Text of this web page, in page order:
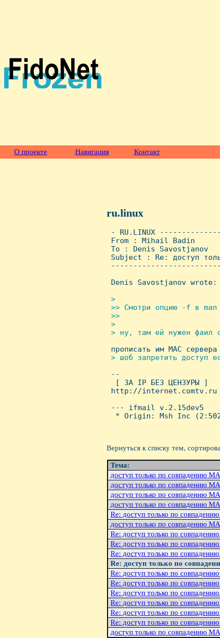
О проекте Навигация Контакт
ru.linux
- RU.LINUX
From : Mihail Badin
To : Denis Savostjanov
Subject : Re: доступ
Denis Savostjanov wrote:
>
>> Смотри опцию -f в
>>
>
> ну, там ей нужен фаил
прописать им МАС сервера
> шоб запретить доступ
--
  [ ЗА IP БЕЗ ЦЕHЗУРЫ ]
http://internet.comtv.ru
--- ifmail v.2.15dev5
* Origin: Msh Inc
Вернуться к списку тем,
Тема:
доступ только по совпадению
доступ только по совпадению
доступ только по совпадению
доступ только по совпадению
Re: доступ только по
доступ только по совпадению
Re: доступ только по
Re: доступ только по
Re: доступ только по
Re: доступ только по
Re: доступ только по
Re: доступ только по
Re: доступ только по
Re: доступ только по
Re: доступ только по
Re: доступ только по
доступ только по совпадению